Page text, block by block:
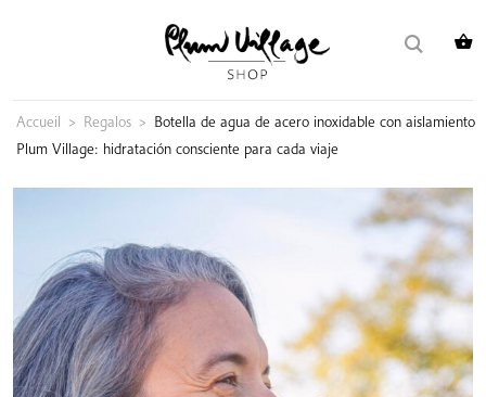
Accueil > Regalos > Botella de agua de acero inoxidable con aislamiento
Plum Village: hidratación consciente para cada viaje